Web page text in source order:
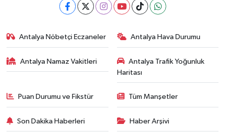
Antalya Nöbetçi Eczaneler Antalya Hava Durumu
Antalya Namaz Vakitleri
Antalya Trafik Yoğunluk
Haritası
Puan Durumu ve Fikstür Tüm Manşetler
Son Dakika Haberleri Haber Arşivi